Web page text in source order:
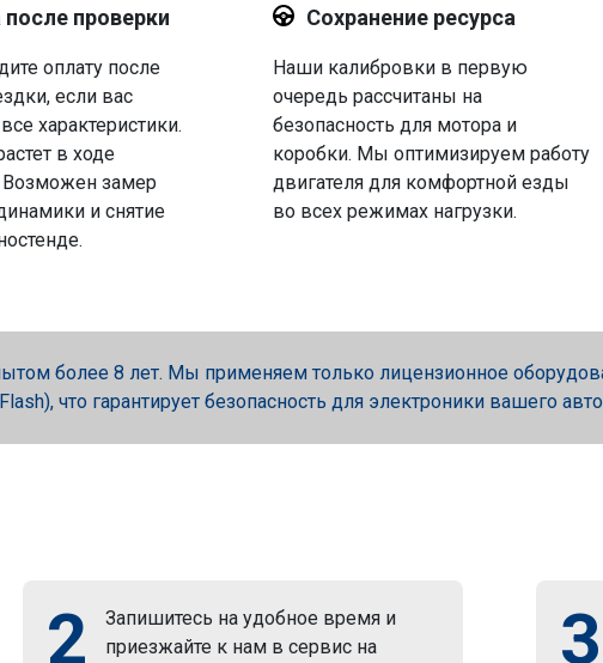
проверки
оплату после
если вас
характеристики.
в ходе
замер
и снятие
Сохранение ресурса
Наши калибровки в первую
очередь рассчитаны на
безопасность для мотора и
коробки. Мы оптимизируем работу
двигателя для комфортной езды
во всех режимах нагрузки.
более 8 лет. Мы применяем только лицензионное
что гарантирует безопасность для электроники вашего
2
Запишитесь на удобное время и
приезжайте к нам в сервис на
3